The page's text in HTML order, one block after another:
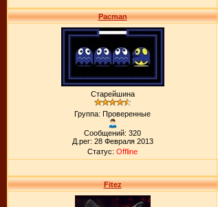
Pacman
Старейшина
Группа: Проверенные
Сообщений: 320
Д.рег: 28 Февраля 2013
Статус: Offline
Fitez